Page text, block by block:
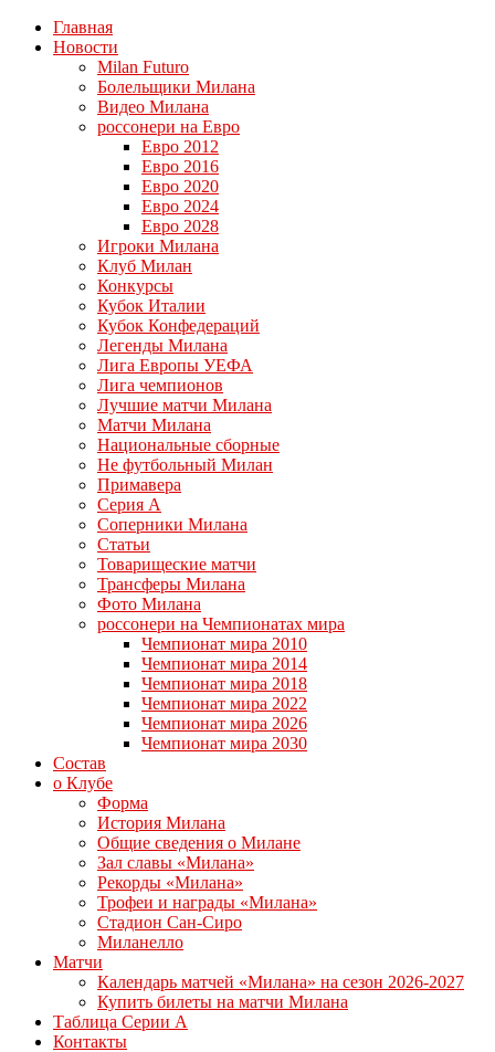
Главная
Новости
Milan Futuro
Болельщики Милана
Видео Милана
россонери на Евро
Евро 2012
Евро 2016
Евро 2020
Евро 2024
Евро 2028
Игроки Милана
Клуб Милан
Конкурсы
Кубок Италии
Кубок Конфедераций
Легенды Милана
Лига Европы УЕФА
Лига чемпионов
Лучшие матчи Милана
Матчи Милана
Национальные сборные
Не футбольный Милан
Примавера
Серия А
Соперники Милана
Статьи
Товарищеские матчи
Трансферы Милана
Фото Милана
россонери на Чемпионатах мира
Чемпионат мира 2010
Чемпионат мира 2014
Чемпионат мира 2018
Чемпионат мира 2022
Чемпионат мира 2026
Чемпионат мира 2030
Состав
о Клубе
Форма
История Милана
Общие сведения о Милане
Зал славы «Милана»
Рекорды «Милана»
Трофеи и награды «Милана»
Стадион Сан-Сиро
Миланелло
Матчи
Календарь матчей «Милана» на сезон 2026-2027
Купить билеты на матчи Милана
Таблица Серии А
Контакты